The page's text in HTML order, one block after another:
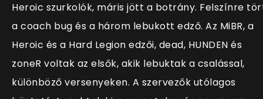
Heroic szurkolók, máris jött a botrány. Felszínre
a coach bug és a három lebukott edző. Az MiBR, a
Heroic és a Hard Legion edzői, dead, HUNDEN és
zoneR voltak az elsők, akik lebuktak a csalással,
különböző versenyeken. A szervezők utólagos